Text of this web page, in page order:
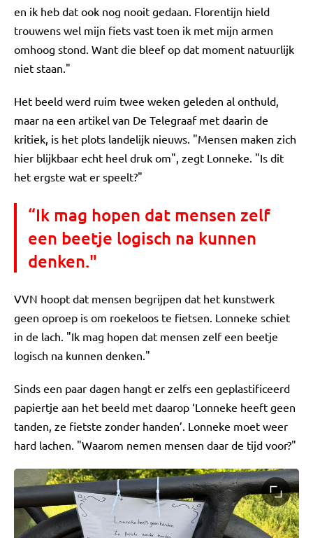
en ik heb dat ook nog nooit gedaan. Florentijn hield
trouwens wel mijn fiets vast toen ik met mijn armen
omhoog stond. Want die bleef op dat moment natuurlijk
niet staan."
Het beeld werd ruim twee weken geleden al onthuld,
maar na een artikel van De Telegraaf met daarin de
kritiek, is het plots landelijk nieuws. "Mensen maken zich
hier blijkbaar echt heel druk om", zegt Lonneke. "Is dit
het ergste wat er speelt?"
“Ik mag hopen dat mensen zelf
een beetje logisch na kunnen
denken."
VVN hoopt dat mensen begrijpen dat het kunstwerk
geen oproep is om roekeloos te fietsen. Lonneke schiet
in de lach. "Ik mag hopen dat mensen zelf een beetje
logisch na kunnen denken."
Sinds een paar dagen hangt er zelfs een geplastificeerd
papiertje aan het beeld met daarop ‘Lonneke heeft geen
tanden, ze fietste zonder handen’. Lonneke moet weer
hard lachen. "Waarom nemen mensen daar de tijd voor?"